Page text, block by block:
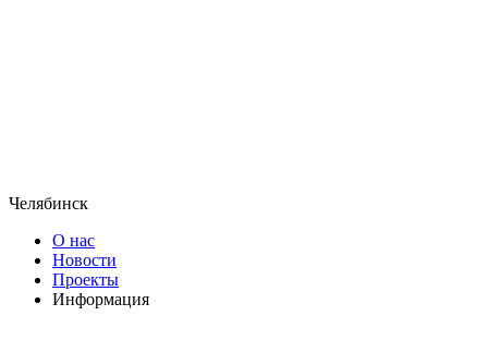
Челябинск
О нас
Новости
Проекты
Информация